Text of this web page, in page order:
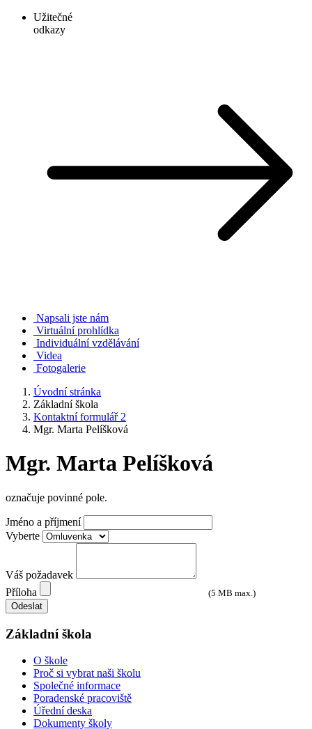
Užitečné
odkazy
Napsali jste nám
Virtuální prohlídka
Individuální vzdělávání
Videa
Fotogalerie
Úvodní stránka
Základní škola
Kontaktní formulář 2
Mgr. Marta Pelíšková
Mgr. Marta Pelíšková
označuje povinné pole.
Jméno a příjmení
Vyberte
Váš požadavek
Příloha
(5 MB max.)
Odeslat
Základní škola
O škole
Proč si vybrat naši školu
Společné informace
Poradenské pracoviště
Úřední deska
Dokumenty školy